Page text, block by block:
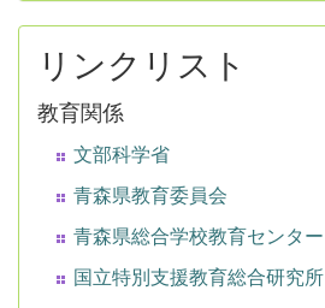
リンクリスト
教育関係
文部科学省
青森県教育委員会
青森県総合学校教育センター
国立特別支援教育総合研究所